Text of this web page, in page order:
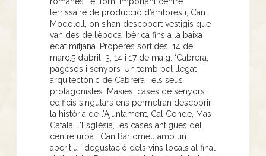
terrissaire de producció d’àmfores i, Can
Modolell, on s’han descobert vestigis que
van des de l’època ibèrica fins a la baixa
edat mitjana. Properes sortides: 14 de
març,5 d’abril, 3, 14 i 17 de maig. ‘Cabrera,
pagesos i senyors’ Un tomb pel llegat
arquitectònic de Cabrera i els seus
protagonistes. Masies, cases de senyors i
edificis singulars ens permetran descobrir
la història de l’Ajuntament, Cal Conde, Mas
Català, l'Església, les cases antigues del
centre urbà i Can Bartomeu amb un
aperitiu i degustació dels vins locals al final